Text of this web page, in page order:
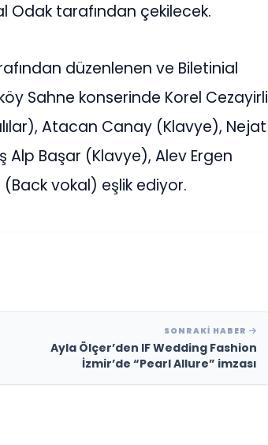
Odak tarafından çekilecek.
düzenlenen ve Biletinial
Sahne konserinde Korel Cezayirli
Atacan Canay (Klavye), Nejat
Başar (Klavye), Alev Ergen
vokal) eşlik ediyor.
SONRAKI HABER
Ayla Ölçer’den IF Wedding Fashion
İzmir’de “Pearl Allure” imzası